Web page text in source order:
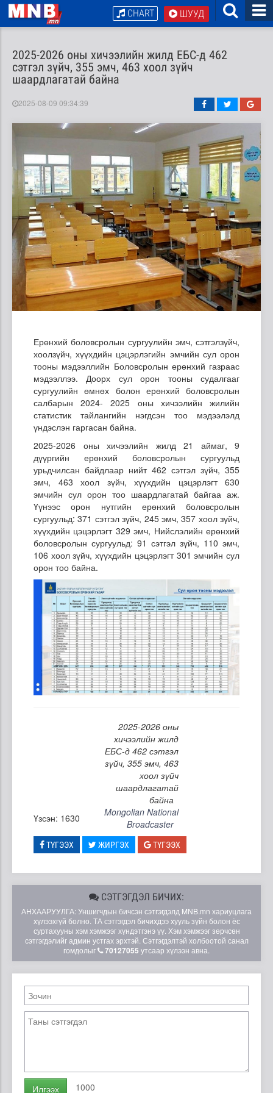
ШУУД
CHART
2025-2026 оны хичээлийн жилд ЕБС-д 462
сэтгэл зүйч, 355 эмч, 463 хоол зүйч
шаардлагатай байна
2025-08-09 09:34:39
Ерөнхий боловсролын сургуулийн эмч, сэтгэлзүйч,
хоолзүйч, хүүхдийн цэцэрлэгийн эмчийн сул орон
тооны мэдээллийн Боловсролын ерөнхий газраас
мэдээллээ. Доорх сул орон тооны судалгааг
сургуулийн өмнөх болон ерөнхий боловсролын
салбарын 2024- 2025 оны хичээлийн жилийн
статистик тайлангийн нэгдсэн тоо мэдээлэлд
үндэслэн гаргасан байна.
2025-2026 оны хичээлийн жилд 21 аймаг, 9
дүүргийн ерөнхий боловсролын сургуульд
урьдчилсан байдлаар нийт 462 сэтгэл зүйч, 355
эмч, 463 хоол зүйч, хүүхдийн цэцэрлэгт 630
эмчийн сул орон тоо шаардлагатай байгаа аж.
Үүнээс орон нутгийн ерөнхий боловсролын
сургуульд: 371 сэтгэл зүйч, 245 эмч, 357 хоол зүйч,
хүүхдийн цэцэрлэгт 329 эмч, Нийслэлийн ерөнхий
боловсролын сургуульд: 91 сэтгэл зүйч, 110 эмч,
106 хоол зүйч, хүүхдийн цэцэрлэгт 301 эмчийн сул
орон тоо байна.
2025-2026 оны
хичээлийн жилд
ЕБС-д 462 сэтгэл
зүйч, 355 эмч, 463
хоол зүйч
шаардлагатай
байна
Үзсэн: 1630
Mongolian National
Broadcaster
ТҮГЭЭХ ЖИРГЭХ ТҮГЭЭХ
СЭТГЭГДЭЛ БИЧИХ:
АНХААРУУЛГА: Уншигчдын бичсэн сэтгэгдэлд MNB.mn хариуцлага
хүлээхгүй болно. ТА сэтгэгдэл бичихдээ хууль зүйн болон ёс
суртахууны хэм хэмжээг хүндэтгэнэ үү. Хэм хэмжээг зөрчсөн
сэтгэгдэлийг админ устгах эрхтэй. Сэтгэгдэлтэй холбоотой санал
гомдолыг
70127055 утсаар хүлээн авна.
Илгээх 1000